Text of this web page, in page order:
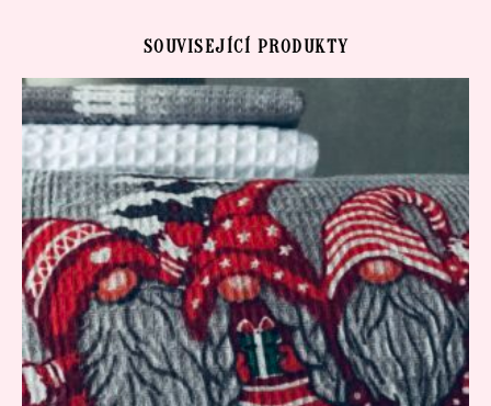
SOUVISEJÍCÍ PRODUKTY